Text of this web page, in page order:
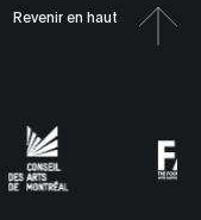
Revenir en haut